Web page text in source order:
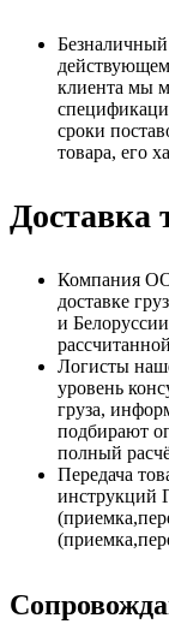
клиента мы
сроки
товара, его
Доставка
Компания
доставке
и
Логисты
уровень
груза,
подбирают
полный
Передача
инструкций